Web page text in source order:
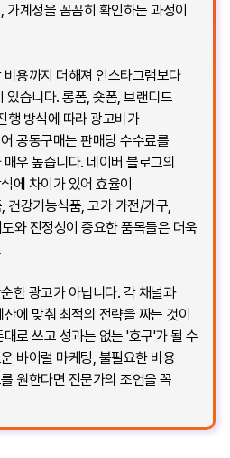
계정을 꼼꼼히 확인하는 과정이
용까지 더해져 인스타그램보다
있습니다. 롱폼, 숏폼, 브랜디드
행 방식에 따라 광고비가
공동구매는 판매당 수수료를
우 높습니다. 네이버 블로그의
에 차이가 있어 효율이
건강기능식품, 고가 가전/가구,
와 진정성이 중요한 품목들은 더욱
한 광고가 아닙니다. 각 채널과
에 맞춰 최적의 전략을 짜는 것이
로 쓰고 성과는 없는 '호구'가 될 수
바이럴 마케팅, 불필요한 비용
원한다면 전문가의 조언을 꼭